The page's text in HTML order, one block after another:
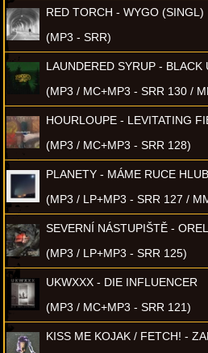
RED TORCH - WYGO (SINGL)
(MP3 - SRR)
LAUNDERED SYRUP - BLACK
(MP3 / MC+MP3 - SRR 130 /
HOURLOUPE - LEVITATING
(MP3 / MC+MP3 - SRR 128)
PLANETY - MÁME RUCE
(MP3 / LP+MP3 - SRR 127 /
SEVERNÍ NÁSTUPIŠTĚ -
(MP3 / LP+MP3 - SRR 125)
UKWXXX - DIE INFLUENCER
(MP3 / MC+MP3 - SRR 121)
KISS ME KOJAK / FETCH! -